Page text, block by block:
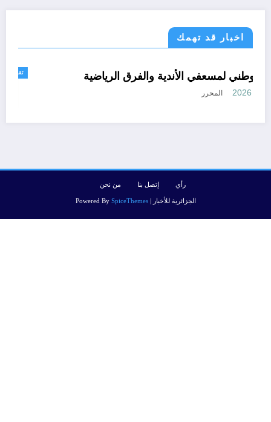
اخبار قد تهمك
رياضة
التربص الوطني لمسعفي الأندية والفرق الرياضية
أغسطس 8, 2026
رأي إتصل بنا من نحن
الجزائرية للأخبار | Powered BySpiceThemes